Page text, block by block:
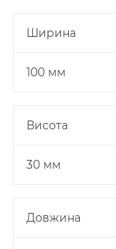
Ширина
100 мм
Висота
30 мм
Довжина